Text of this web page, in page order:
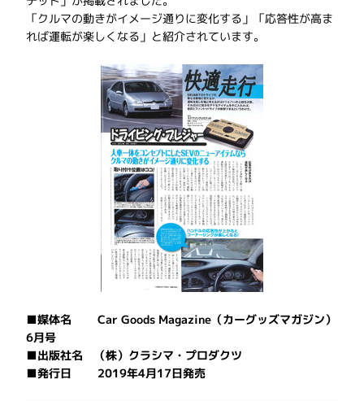
「クルマの動きがイメージ通りに変化する」「応答性が高ま
れば運転が楽しくなる」と紹介されています。
■媒体名 Car Goods Magazine（カーグッズマガジン）
6月号
■出版社名 （株）クラシマ・プロダクツ
■発行日 2019年4月17日発売